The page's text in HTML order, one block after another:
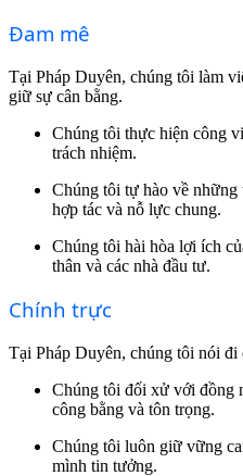
Đam mê
Tại Pháp Duyên, chúng tôi làm
giữ sự cân bằng.
Chúng tôi thực hiện công
trách nhiệm.
Chúng tôi tự hào về những
hợp tác và nỗ lực chung.
Chúng tôi hài hòa lợi ích
thân và các nhà đầu tư.
Chính trực
Tại Pháp Duyên, chúng tôi nói đi
Chúng tôi đối xử với đồng
công bằng và tôn trọng.
Chúng tôi luôn giữ vững
mình tin tưởng.